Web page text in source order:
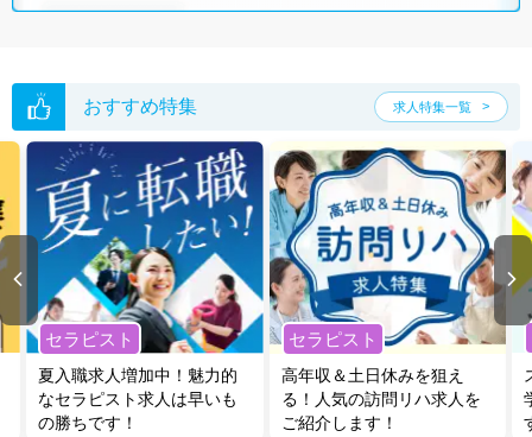
おすすめ特集 求人特集一覧
セラピスト
夏入職求人増加中！魅力的
なセラピスト求人は早いも
の勝ちです！
セラピスト
高年収＆土日休みを狙え
る！人気の訪問リハ求人を
ご紹介します！